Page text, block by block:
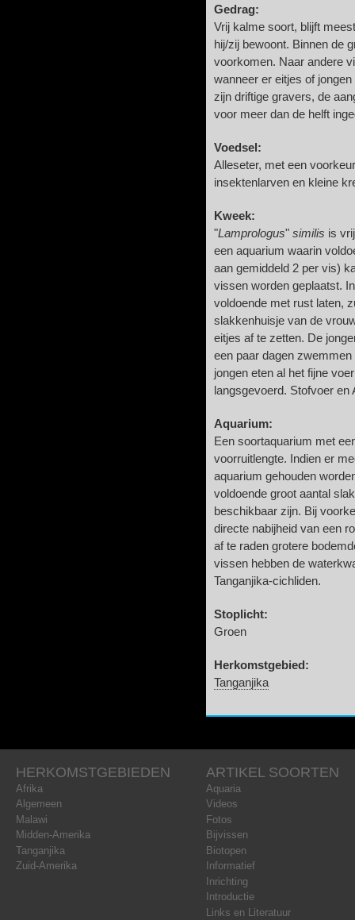
Gedrag:
Vrij kalme soort, blijft
hij/zij bewoont. Binnen de
voorkomen. Naar andere
wanneer er eitjes of
zijn driftige gravers, de
voor meer dan de helft
Voedsel:
Alleseter, met een
insektenlarven en kleine
Kweek:
"Lamprologus" similis is
een aquarium waarin
aan gemiddeld 2 per vis)
vissen worden geplaatst.
voldoende met rust laten,
slakkenhuisje van de
eitjes af te zetten. De
een paar dagen
jongen eten al het fijne
langsgevoerd. Stofvoer
Aquarium:
Een soortaquarium met
voorruitlengte. Indien er
aquarium gehouden
voldoende groot aantal
beschikbaar zijn. Bij
directe nabijheid van een
af te raden grotere
vissen hebben de
Tanganjika-cichliden.
Stoplicht:
Groen
Herkomstgebied:
Tanganjika
HERKOMSTGEBIEDEN
Afrika
Algemeen
Malawi
Midden-Amerika
Tanganjika
Zuid-Amerika
ARTIKEL SOORTEN
Aquaria
Videos
Fotos
Bijvissen
Biotopen
Informatief
Inrichting
Introductie
Links en Literatuur